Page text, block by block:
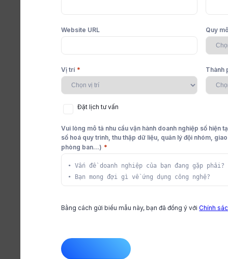
Điều khoản dịch vụ
Chính sách quyền riêng tư
Chính sách Cookie
Chính sách thanh toán và hoàn hủy
Thỏa thuận chất lượng dịch vụ
Mục đích sử dụng được cho phép
Website URL Quy
Vị trí * Thành
tư
vấn
Đặt lịch tư vấn
Vui lòng mô tả nhu cầu vận hành doanh nghiệp số hiện
số hoá quy trình, thu thập dữ liệu, quản lý đội nhóm,
phòng ban...) *
Bằng cách gửi biểu mẫu này, bạn đã đồng ý vớiChính